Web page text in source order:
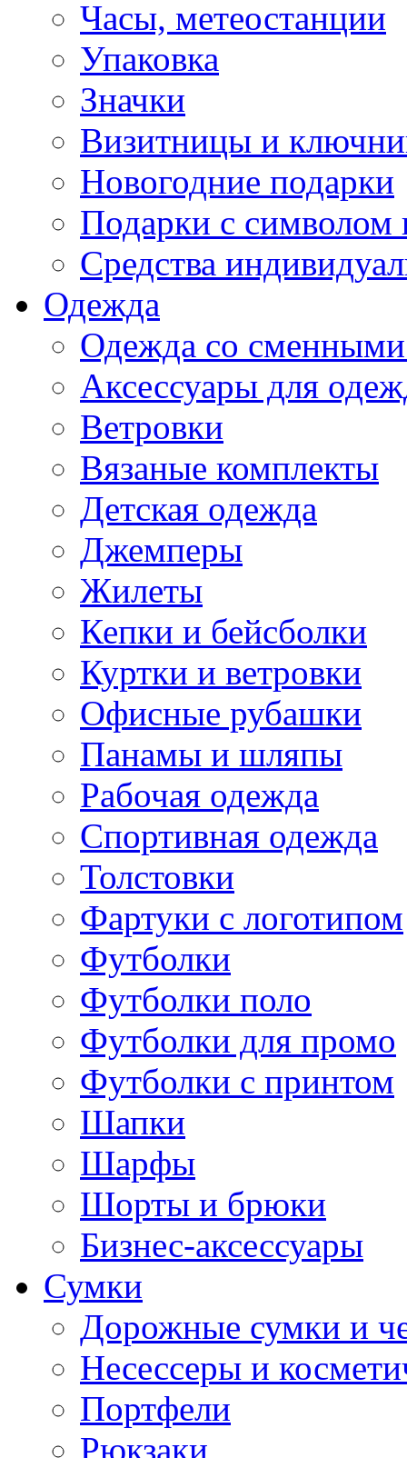
Часы, метеостанции
Упаковка
Значки
Визитницы и
Новогодние подарки
Подарки с символом
Средства
Одежда
Одежда со сменными
Аксессуары для
Ветровки
Вязаные комплекты
Детская одежда
Джемперы
Жилеты
Кепки и бейсболки
Куртки и ветровки
Офисные рубашки
Панамы и шляпы
Рабочая одежда
Спортивная одежда
Толстовки
Фартуки с логотипом
Футболки
Футболки поло
Футболки для промо
Футболки с принтом
Шапки
Шарфы
Шорты и брюки
Бизнес-аксессуары
Сумки
Дорожные сумки и
Несессеры и
Портфели
Рюкзаки